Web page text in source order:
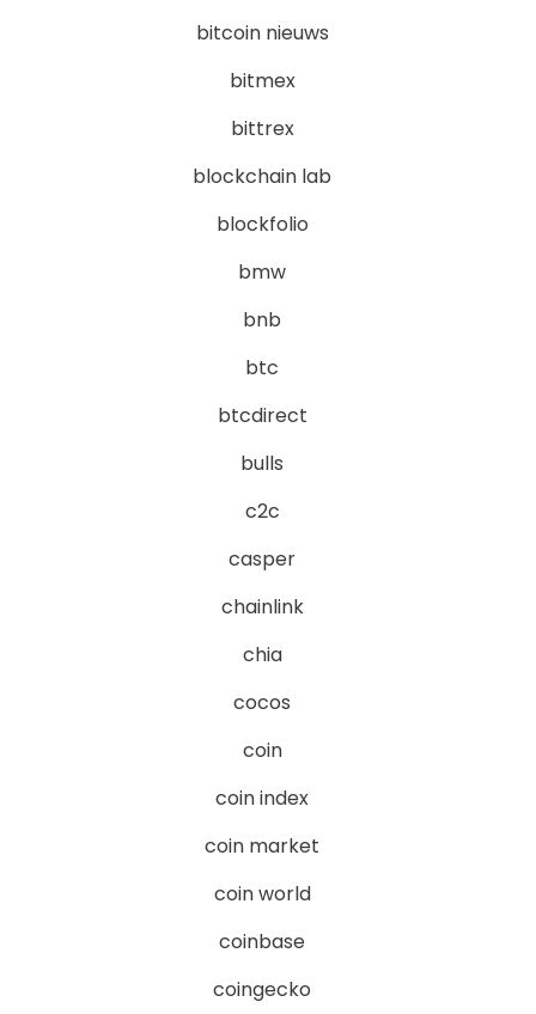
bitcoin nieuws
bitmex
bittrex
blockchain lab
blockfolio
bmw
bnb
btc
btcdirect
bulls
c2c
casper
chainlink
chia
cocos
coin
coin index
coin market
coin world
coinbase
coingecko